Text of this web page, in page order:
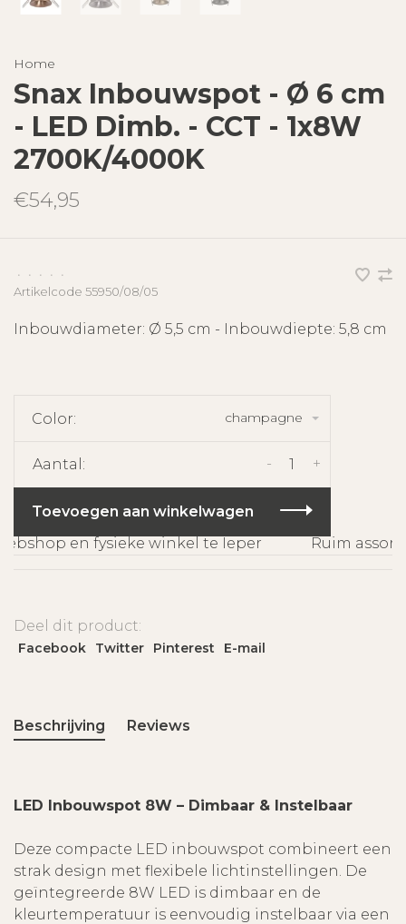
Home
Snax Inbouwspot - Ø 6 cm
- LED Dimb. - CCT - 1x8W
2700K/4000K
€54,95
• • • •
•
Artikelcode 55950/08/05
Inbouwdiameter: Ø 5,5 cm - Inbouwdiepte: 5,8 cm
Color: champagne
Aantal: +
-
Toevoegen aan winkelwagen
en fysieke winkel te Ieper
Ruim
Deel dit product:
Facebook Twitter Pinterest E-mail
Beschrijving Reviews
LED Inbouwspot 8W – Dimbaar & Instelbaar
Deze compacte LED inbouwspot combineert een
strak design met flexibele lichtinstellingen. De
geïntegreerde 8W LED is dimbaar en de
kleurtemperatuur is eenvoudig instelbaar via een